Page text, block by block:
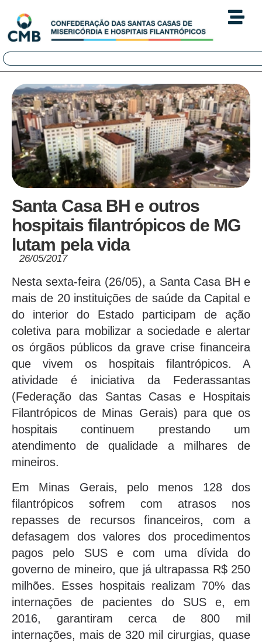
Santa Casa BH e outros
hospitais filantrópicos de MG
lutam pela vida
26/05/2017
Nesta sexta-feira (26/05), a Santa Casa BH e
mais de 20 instituições de saúde da Capital e
do interior do Estado participam de ação
coletiva para mobilizar a sociedade e alertar
os órgãos públicos da grave crise financeira
que vivem os hospitais filantrópicos. A
atividade é iniciativa da Federassantas
(Federação das Santas Casas e Hospitais
Filantrópicos de Minas Gerais) para que os
hospitais continuem prestando um
atendimento de qualidade a milhares de
mineiros.
Em Minas Gerais, pelo menos 128 dos
filantrópicos sofrem com atrasos nos
repasses de recursos financeiros, com a
defasagem dos valores dos procedimentos
pagos pelo SUS e com uma dívida do
governo de mineiro, que já ultrapassa R$ 250
milhões. Esses hospitais realizam 70% das
internações de pacientes do SUS e, em
2016, garantiram cerca de 800 mil
internações, mais de 320 mil cirurgias, quase